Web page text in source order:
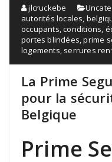
jlcruckebe
autorités locales
occupants ,conditions
portes blindées ,prime
logements serrures
La Prime
pour la
Belgique
Prime